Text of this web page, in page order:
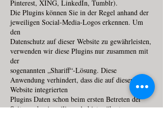
Pinterest, XING, LinkedIn, Tumblr).
Die Plugins können Sie in der Regel anhand der
jeweiligen Social-Media-Logos erkennen. Um
den
Datenschutz auf dieser Website zu gewährleisten,
verwenden wir diese Plugins nur zusammen mit
der
sogenannten „Shariff“-Lösung. Diese
Anwendung verhindert, dass die auf dieser
Website integrierten
Plugins Daten schon beim ersten Betreten der
Seite an den jeweiligen Anbieter übertragen.